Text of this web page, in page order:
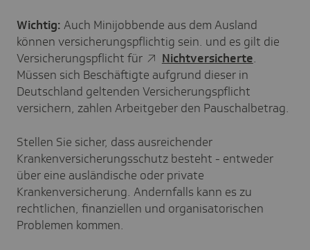
Wichtig: Auch Minijobbende aus dem Ausland
können versicherungspflichtig sein. und es gilt die
Versicherungspflicht für
Nichtversicherte.
Müssen sich Beschäftigte aufgrund dieser in
Deutschland geltenden Versicherungspflicht
versichern, zahlen Arbeitgeber den Pauschalbetrag.
Stellen Sie sicher, dass ausreichender
Krankenversicherungsschutz besteht - entweder
über eine ausländische oder private
Krankenversicherung. Andernfalls kann es zu
rechtlichen, finanziellen und organisatorischen
Problemen kommen.